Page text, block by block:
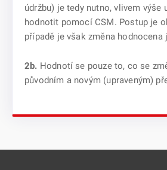
údržbu) je tedy nutno, vlivem výše
hodnotit pomocí CSM. Postup je
případě je však změna hodnocena
2b. Hodnotí se pouze to, co se
původním a novým (upraveným)